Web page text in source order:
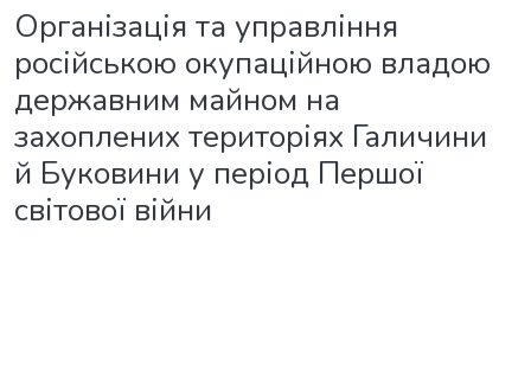
Організація та управління
російською окупаційною владою
державним майном на
захоплених територіях Галичини
й Буковини у період Першої
світової війни